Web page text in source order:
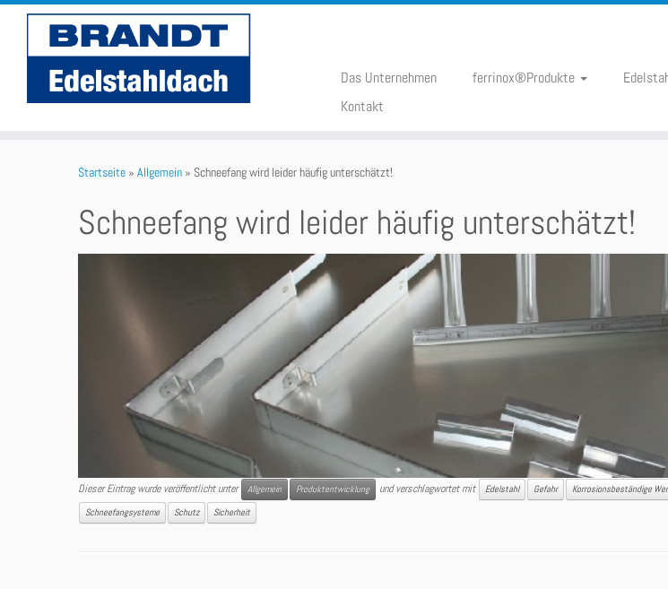
Das Unternehmen ferrinox®Produkte
Kontakt
Startseite » Allgemein » Schneefang wird leider häufig unterschätzt!
Schneefang wird leider häufig unterschätzt!
Dieser Eintrag wurde veröffentlicht unter Allgemein Produktentwicklung und verschlagwortet mit Edelstahl Gefahr Korrosionsbeständige
Schneefangsysteme
Schutz Sicherheit